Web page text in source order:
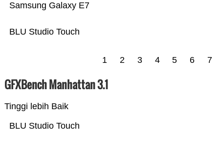
BLU Studio Touch
Samsung Galaxy E7
1 2 3 4 5 6 7
GFXBench Manhattan 3.1
Tinggi lebih Baik
BLU Studio Touch